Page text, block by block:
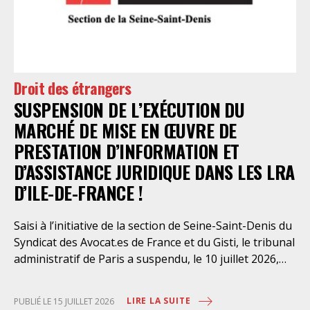
Droit des étrangers
SUSPENSION DE L’EXÉCUTION DU
MARCHÉ DE MISE EN ŒUVRE DE
PRESTATION D’INFORMATION ET
D’ASSISTANCE JURIDIQUE DANS LES LRA
D’ILE-DE-FRANCE !
Saisi à l’initiative de la section de Seine-Saint-Denis du
Syndicat des Avocat.es de France et du Gisti, le tribunal
administratif de Paris a suspendu, le 10 juillet 2026,
PUBLIÉ LE 15 JUILLET 2026 LIRE LA SUITE